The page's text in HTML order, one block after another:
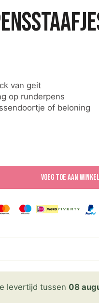
van geit
op runderpens
of beloning
Voeg toe aan
levertijd tussen 08